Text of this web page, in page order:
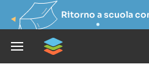
Ritorno a scuola